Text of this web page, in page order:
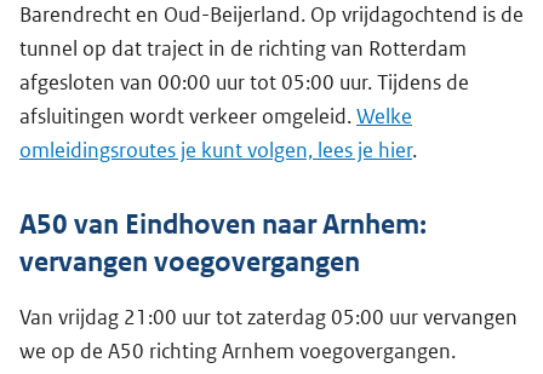
Barendrecht en Oud-Beijerland. Op vrijdagochtend is de
tunnel op dat traject in de richting van Rotterdam
afgesloten van 00:00 uur tot 05:00 uur. Tijdens de
afsluitingen wordt verkeer omgeleid.Welke
omleidingsroutes je kunt volgen, lees je hier.
A50 van Eindhoven naar Arnhem:
vervangen voegovergangen
Van vrijdag 21:00 uur tot zaterdag 05:00 uur vervangen
we op de A50 richting Arnhem voegovergangen.